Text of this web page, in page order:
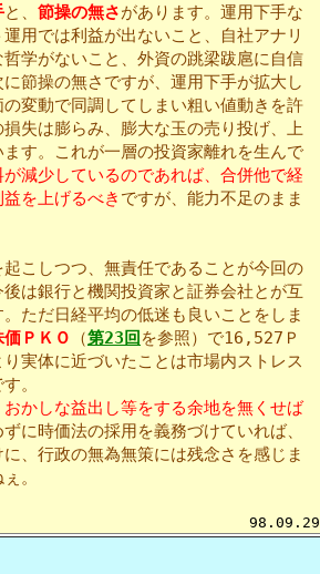
と、 節操の無さがあります。運用下手な
用では利益が出ないこと、自社アナリ
学がないこと、外資の跳梁跋扈に自信
節操の無さですが、運用下手が拡大し
変動で同調してしまい粗い値動きを許
失は膨らみ、膨大な玉の売り投げ、上
す。これが一層の投資家離れを生んで
減少しているのであれば、合併他で経
を上げるべき ですが、能力不足のまま
こしつつ、無責任であることが今回の
は銀行と機関投資家と証券会社とが互
ただ日経平均の低迷も良いことをしま
価ＰＫＯ （第23回 を参照）で16,527Ｐ
実体に近づいたことは市場内ストレス
。
かしな益出し等をする余地を無くせば
に時価法の採用を義務づけていれば、
、行政の無為無策には残念さを感じま
。
98.09.29